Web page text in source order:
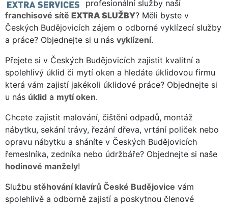
profesionální služby naší
franchisové sítě EXTRA SLUŽBY? Měli byste v
Českých Budějovicích zájem o odborné vyklízecí služby
a práce? Objednejte si u nás vyklízení.
Přejete si v Českých Budějovicích zajistit kvalitní a
spolehlivý úklid či mytí oken a hledáte úklidovou firmu
která vám zajistí jakékoli úklidové práce? Objednejte si
u nás úklid a mytí oken.
Chcete zajistit malování, čištění odpadů, montáž
nábytku, sekání trávy, řezání dřeva, vrtání poliček nebo
opravu nábytku a sháníte v Českých Budějovicích
řemeslníka, zedníka nebo údržbáře? Objednejte si naše
hodinové manžely!
Službu stěhování klavírů České Budějovice vám
spolehlivě a odborně zajistí a poskytnou členové